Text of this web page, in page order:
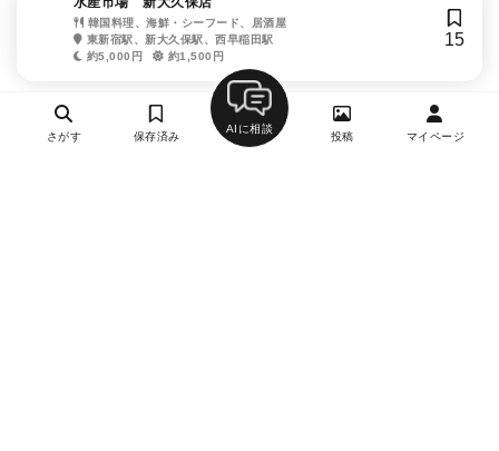
韓国料理、海鮮・シーフード、居酒屋
東新宿駅、新大久保駅、西早稲田駅
約5,000円
約1,500円
15
さがす 保存済み
AIに相談
投稿 マイページ